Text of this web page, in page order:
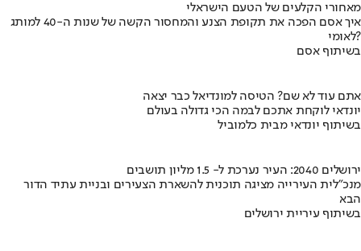
מאחורי הקלעים של הטעם הישראלי
איך אסם הפכה את תקופת הצנע והמחסור הקשה של שנות ה-40 למותג
לאומי?
בשיתוף אסם
אתם עוד לא שם? הטיסה למונדיאל כבר יצאה
יונדאי לוקחת אתכם לבמה הכי גדולה בעולם
בשיתוף יונדאי מבית כלמוביל
ירושלים 2040: העיר נערכת ל- 1.5 מליון תושבים
מנכ"לית העירייה מציגה תוכנית להשארת הצעירים ובניית עתיד הדור
הבא
בשיתוף עיריית ירושלים